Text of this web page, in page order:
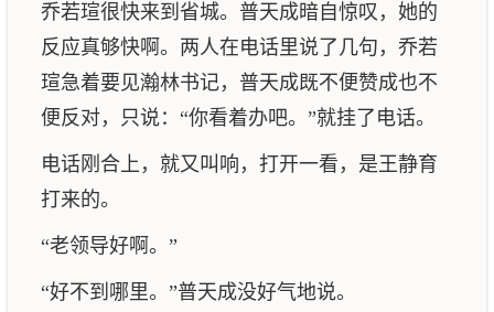
乔若瑄很快来到省城。普天成暗自惊叹，她的
反应真够快啊。两人在电话里说了几句，乔若
瑄急着要见瀚林书记，普天成既不便赞成也不
便反对，只说：“你看着办吧。”就挂了电话。
电话刚合上，就又叫响，打开一看，是王静育
打来的。
“老领导好啊。”
“好不到哪里。”普天成没好气地说。